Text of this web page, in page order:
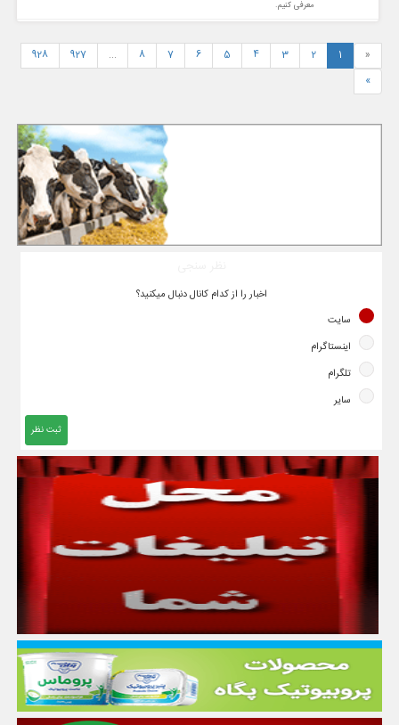
معرفی کنیم.
«
1
2
3
4
5
6
7
8
...
927
928
»
اخبار را از کدام کانال دنبال میکنید؟
سایت
اینستاگرام
تلگرام
سایر
ثبت نظر